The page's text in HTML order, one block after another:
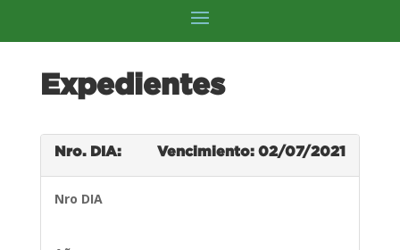
Expedientes
Nro. DIA: Vencimiento: 02/07/2021
Nro DIA